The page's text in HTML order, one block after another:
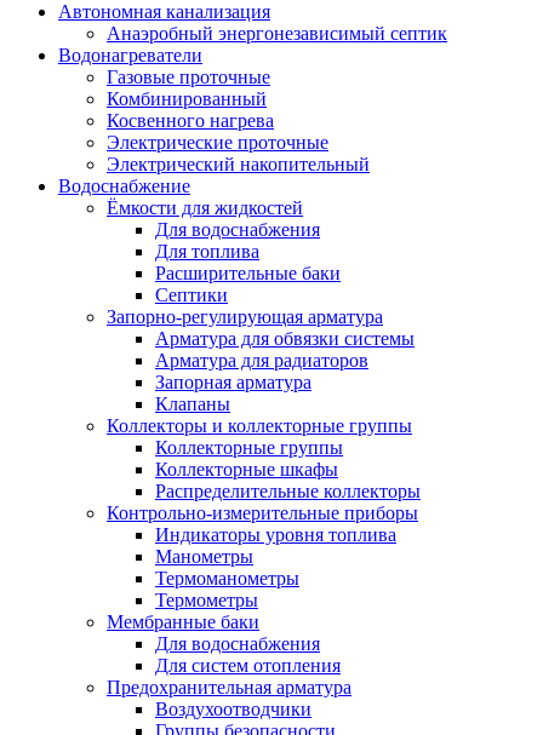
Автономная канализация
Анаэробный энергонезависимый септик
Водонагреватели
Газовые проточные
Комбинированный
Косвенного нагрева
Электрические проточные
Электрический накопительный
Водоснабжение
Ёмкости для жидкостей
Для водоснабжения
Для топлива
Расширительные баки
Септики
Запорно-регулирующая арматура
Арматура для обвязки системы
Арматура для радиаторов
Запорная арматура
Клапаны
Коллекторы и коллекторные группы
Коллекторные группы
Коллекторные шкафы
Распределительные коллекторы
Контрольно-измерительные приборы
Индикаторы уровня топлива
Манометры
Термоманометры
Термометры
Мембранные баки
Для водоснабжения
Для систем отопления
Предохранительная арматура
Воздухоотводчики
Группы безопасности